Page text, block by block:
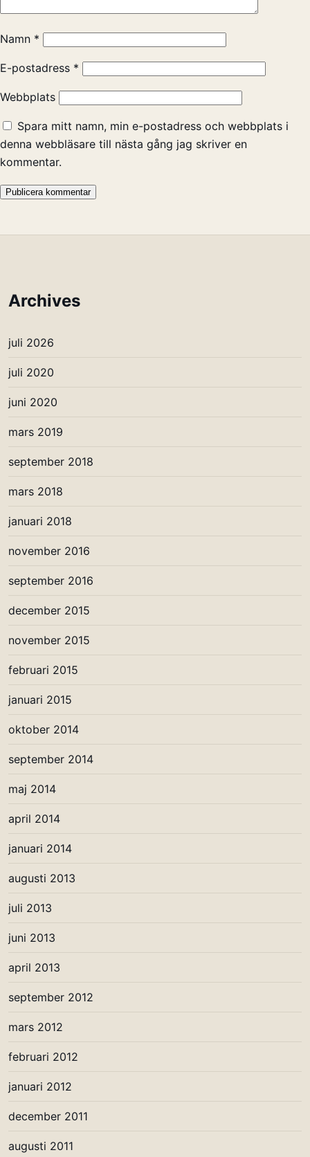
Namn *
E-postadress *
Webbplats
Spara mitt namn, min e-postadress och webbplats i
denna webbläsare till nästa gång jag skriver en
kommentar.
Archives
juli 2026
juli 2020
juni 2020
mars 2019
september 2018
mars 2018
januari 2018
november 2016
september 2016
december 2015
november 2015
februari 2015
januari 2015
oktober 2014
september 2014
maj 2014
april 2014
januari 2014
augusti 2013
juli 2013
juni 2013
april 2013
september 2012
mars 2012
februari 2012
januari 2012
december 2011
augusti 2011